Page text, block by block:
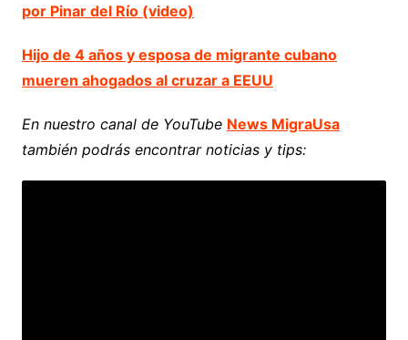
por Pinar del Río (video)
Hijo de 4 años y esposa de migrante cubano
mueren ahogados al cruzar a EEUU
En nuestro canal de YouTube News MigraUsa
también podrás encontrar noticias y tips: